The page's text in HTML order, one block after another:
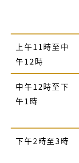
上午11時至中
午12時
中午12時至下
午1時
下午2時至3時